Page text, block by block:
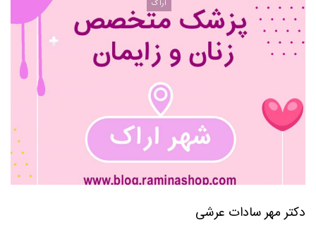
اراک
دکتر مهر سادات عرشی